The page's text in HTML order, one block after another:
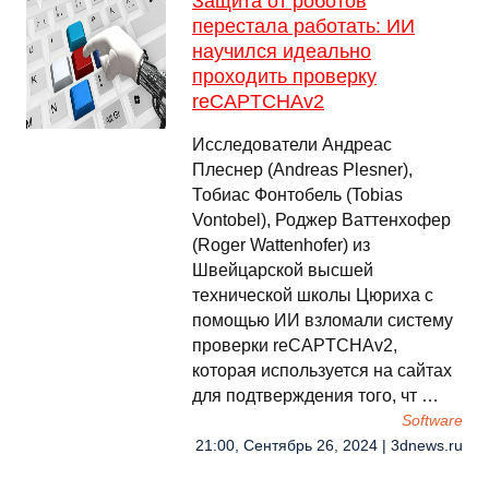
перестала работать: ИИ
научился идеально
проходить проверку
reCAPTCHAv2
Исследователи Андреас
Плеснер (Andreas Plesner),
Тобиас Фонтобель (Tobias
Vontobel), Роджер Ваттенхофер
(Roger Wattenhofer) из
Швейцарской высшей
технической школы Цюриха с
помощью ИИ взломали систему
проверки reCAPTCHAv2,
которая используется на сайтах
для подтверждения того, чт …
Software
21:00, Сентябрь 26, 2024 | 3dnews.ru